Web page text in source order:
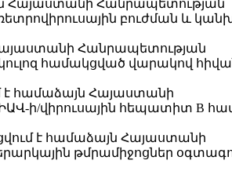
Հայաստանի Հանրապետության
բուժման և
Հանրապետության
համակցված վարակով
է համաձայն Հայաստանի
ի/վիրուսային հեպատիտ B
է համաձայն Հայաստանի
թմրամիջոցներ